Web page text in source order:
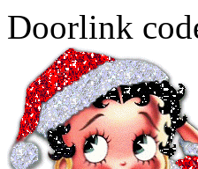
Doorlink